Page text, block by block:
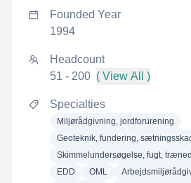
Founded Year
1994
Headcount
51 - 200 ( View All )
Specialties
Miljørådgivning, jordforurening
Geoteknik, fundering,
Skimmelundersøgelse, fugt,
EDD
OML